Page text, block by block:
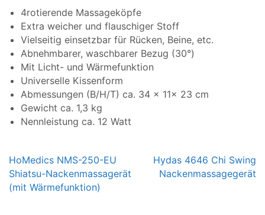
4rotierende Massageköpfe
Extra weicher und flauschiger Stoff
Vielseitig einsetzbar für Rücken, Beine, etc.
Abnehmbarer, waschbarer Bezug (30°)
Mit Licht- und Wärmefunktion
Universelle Kissenform
Abmessungen (B/H/T) ca. 34 x 11x 23 cm
Gewicht ca. 1,3 kg
Nennleistung ca. 12 Watt
Beitragsnavigation
HoMedics NMS-250-EU
Shiatsu-Nackenmassagerät
(mit Wärmefunktion)
Hydas 4646 Chi Swing
Nackenmassagegerät